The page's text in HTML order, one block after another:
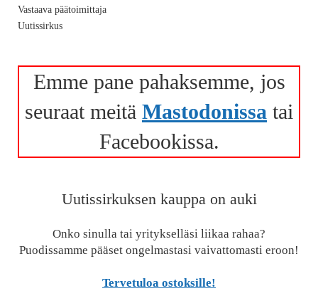
Vastaava päätoimittaja
Uutissirkus
Emme pane pahaksemme, jos
seuraat meitä Mastodonissa tai
Facebookissa.
Uutissirkuksen kauppa on auki
Onko sinulla tai yritykselläsi liikaa rahaa?
Puodissamme pääset ongelmastasi vaivattomasti eroon!
Tervetuloa ostoksille!